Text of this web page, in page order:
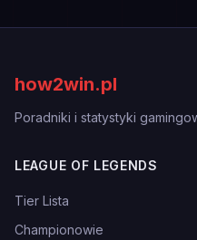
how2win.pl
Poradniki i statystyki
LEAGUE OF LEGENDS
Tier Lista
Championowie